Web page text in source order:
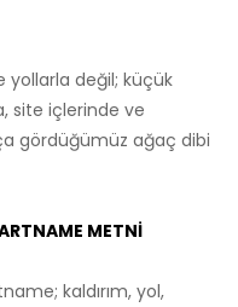
yollarla değil; küçük
site içlerinde ve
gördüğümüz ağaç dibi
METNİ
kaldırım, yol,